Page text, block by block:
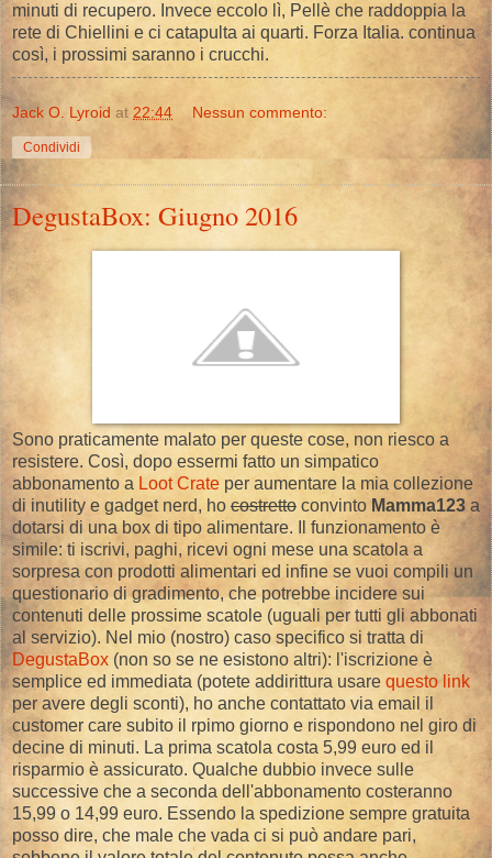
minuti di recupero. Invece eccolo lì, Pellè che raddoppia la
rete di Chiellini e ci catapulta ai quarti. Forza Italia. continua
così, i prossimi saranno i crucchi.
Jack O. Lyroid at 22:44 Nessun commento:
Condividi
DegustaBox: Giugno 2016
Sono praticamente malato per queste cose, non riesco a
resistere. Così, dopo essermi fatto un simpatico
abbonamento a Loot Crate per aumentare la mia collezione
di inutility e gadget nerd, ho costretto convinto Mamma123 a
dotarsi di una box di tipo alimentare. Il funzionamento è
simile: ti iscrivi, paghi, ricevi ogni mese una scatola a
sorpresa con prodotti alimentari ed infine se vuoi compili un
questionario di gradimento, che potrebbe incidere sui
contenuti delle prossime scatole (uguali per tutti gli abbonati
al servizio). Nel mio (nostro) caso specifico si tratta di
DegustaBox (non so se ne esistono altri): l'iscrizione è
semplice ed immediata (potete addirittura usare questo link
per avere degli sconti), ho anche contattato via email il
customer care subito il rpimo giorno e rispondono nel giro di
decine di minuti. La prima scatola costa 5,99 euro ed il
risparmio è assicurato. Qualche dubbio invece sulle
successive che a seconda dell'abbonamento costeranno
15,99 o 14,99 euro. Essendo la spedizione sempre gratuita
posso dire, che male che vada ci si può andare pari,